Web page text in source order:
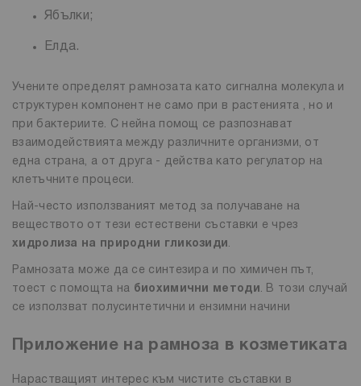
Ябълки;
Елда.
Учените определят рамнозата като сигнална молекула и
структурен компонент не само при в растенията , но и
при бактериите. С нейна помощ се разпознават
взаимодействията между различните организми, от
една страна, а от друга - действа като регулатор на
клетъчните процеси.
Най-често използваният метод за получаване на
веществото от тези естествени съставки е чрез
хидролиза на природни гликозиди.
Рамнозата може да се синтезира и по химичен път,
тоест с помощта на биохимични методи. В този случай
се използват полусинтетични и ензимни начини
Приложение на рамноза в козметиката
Нарастващият интерес към чистите съставки в